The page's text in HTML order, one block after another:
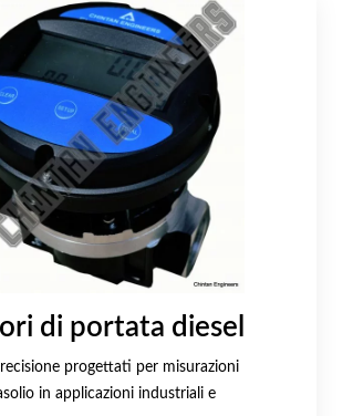
di portata diesel
progettati per misurazioni
in applicazioni industriali e